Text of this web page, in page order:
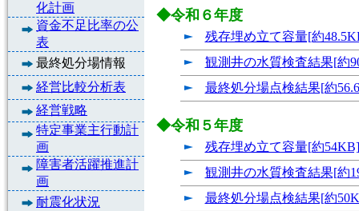
化計画
資金不足比率の公
表
最終処分場情報
経営比較分析表
経営戦略
特定事業主行動計
画
障害者活躍推進計
画
耐震化状況
◆令和６年度
残存埋め立て容量[約
観測井の水質検査結果[約
最終処分場点検結果[約
◆令和５年度
残存埋め立て容量[約54KB]
観測井の水質検査結果[約
最終処分場点検結果[約